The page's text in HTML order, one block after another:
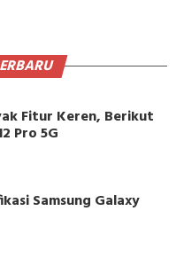
Fitur Keren, Berikut
Pro 5G
Samsung Galaxy